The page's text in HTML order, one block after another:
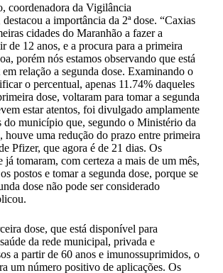
coordenadora da Vigilância
a importância da 2ª dose. “Caxias
cidades do Maranhão a fazer a
de 12 anos, e a procura para a primeira
porém nós estamos observando que está
relação a segunda dose. Examinando o
o percentual, apenas 11.74% daqueles
dose, voltaram para tomar a segunda
estar atentos, foi divulgado amplamente
do município que, segundo o Ministério da
houve uma redução do prazo entre primeira
Pfizer, que agora é de 21 dias. Os
já tomaram, com certeza a mais de um mês,
postos e tomar a segunda dose, porque se
dose não pode ser considerado
dose, que está disponível para
da rede municipal, privada e
a partir de 60 anos e imunossuprimidos, o
um número positivo de aplicações. Os